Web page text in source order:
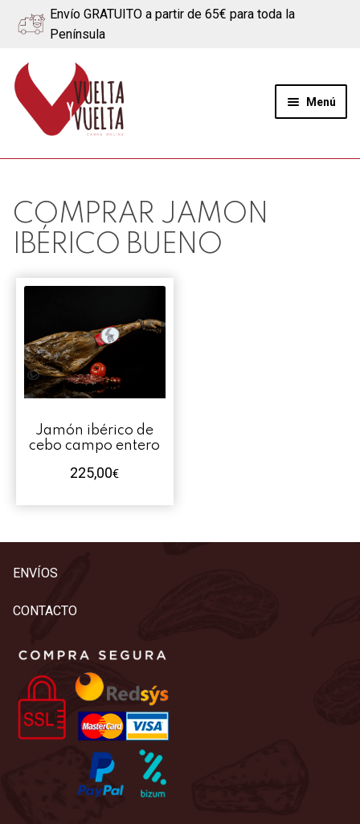
Envío GRATUITO a partir de 65€ para toda la
Península
Ir
a
navegación
Ir
al
contenido
Menú
Quiénes somos
Ternera
Cerdo
Quesos
Contacto
COMPRAR JAMON
IBÉRICO BUENO
Jamón ibérico de
cebo campo entero
225,00€
ENVÍOS
CONTACTO